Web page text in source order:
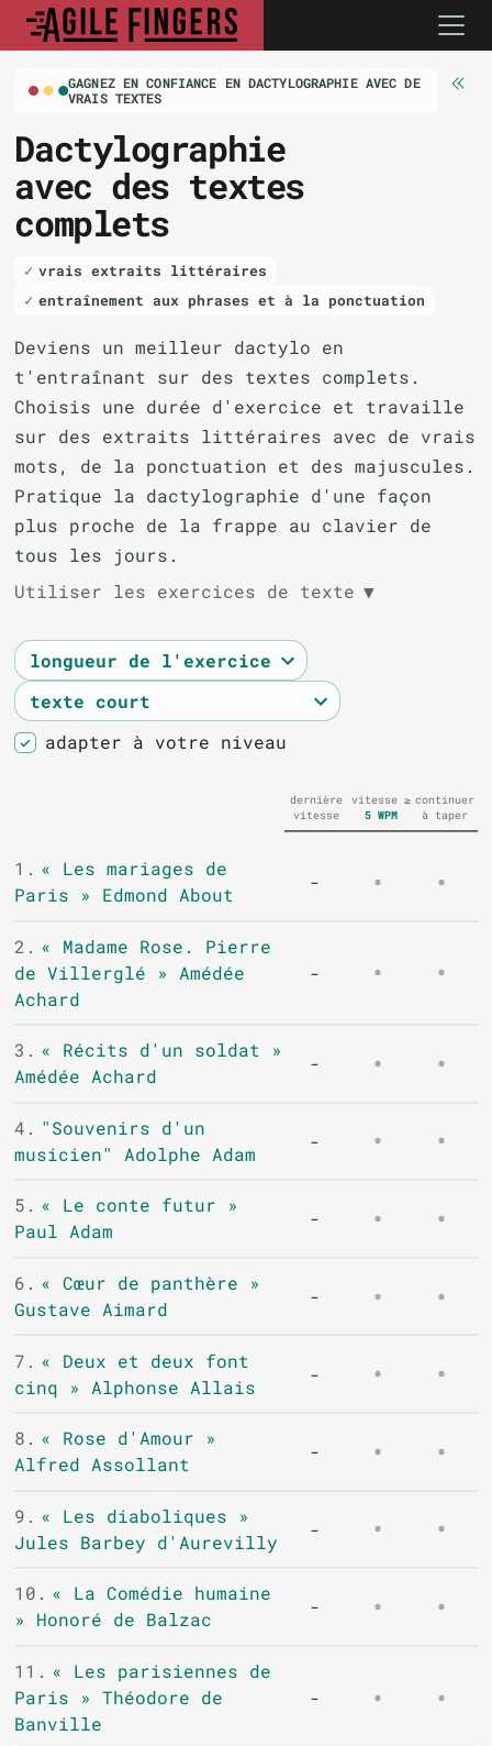
GAGNEZ EN CONFIANCE EN DACTYLOGRAPHIE AVEC DE
VRAIS TEXTES
Dactylographie
avec des textes
complets
vrais extraits littéraires
entraînement aux phrases et à la ponctuation
Deviens un meilleur dactylo en
t'entraînant sur des textes complets.
Choisis une durée d'exercice et travaille
sur des extraits littéraires avec de vrais
mots, de la ponctuation et des majuscules.
Pratique la dactylographie d'une façon
plus proche de la frappe au clavier de
tous les jours.
Utiliser les exercices de texte ▼
adapter à votre niveau
dernière
vitesse
vitesse ≥
5 WPM
continuer
à taper
1. « Les mariages de
Paris » Edmond About
-
2. « Madame Rose. Pierre
de Villerglé » Amédée
Achard
-
3. « Récits d'un soldat »
Amédée Achard
-
4. "Souvenirs d'un
musicien" Adolphe Adam
-
5. « Le conte futur »
Paul Adam
-
6. « Cœur de panthère »
Gustave Aimard
-
7. « Deux et deux font
cinq » Alphonse Allais
-
8. « Rose d'Amour »
Alfred Assollant
-
9. « Les diaboliques »
Jules Barbey d'Aurevilly
-
10. « La Comédie humaine
» Honoré de Balzac
-
11. « Les parisiennes de
Paris » Théodore de
Banville
-